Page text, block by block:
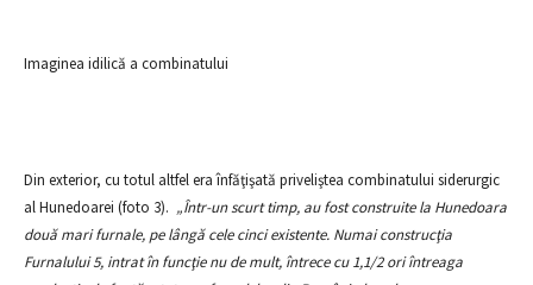
Imaginea idilică a combinatului
Din exterior, cu totul altfel era înfăţişată priveliştea combinatului siderurgic
al Hunedoarei (foto 3). „Într-un scurt timp, au fost construite la Hunedoara
două mari furnale, pe lângă cele cinci existente. Numai construcţia
Furnalului 5, intrat în funcţie nu de mult, întrece cu 1,1/2 ori întreaga